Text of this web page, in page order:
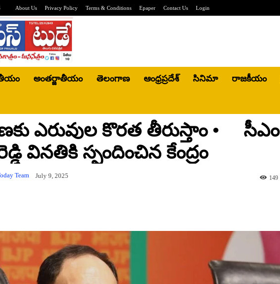
About Us Privacy Policy Terms & Conditions Epaper Contact Us Login
అంతర్జాతీయం తెలంగాణ ఆంధ్రప్రదేశ్ సినిమా రాజకీయం
ఎరువుల కొరత తీరుస్తాం • సీఎం
వినతికి స్పందించిన కేంద్రం
Team July 9, 2025 149